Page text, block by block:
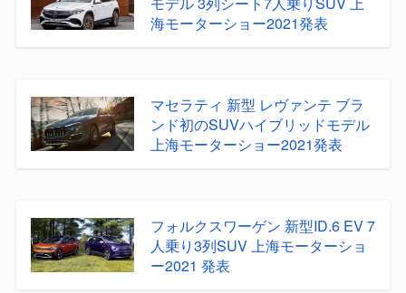
海モーターショー2021発表
マセラティ 新型 レヴァンテ ブラ
ンド初のSUVハイブリッドモデル
上海モーターショー2021発表
フォルクスワーゲン 新型ID.6 EV 7
人乗り3列SUV 上海モーターショ
ー2021 発表